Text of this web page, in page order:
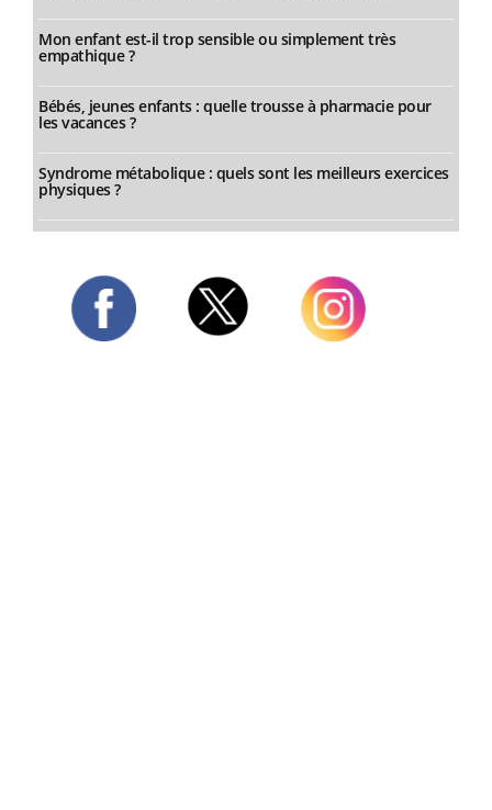
Mon enfant est-il trop sensible ou simplement très
empathique ?
Bébés, jeunes enfants : quelle trousse à pharmacie pour
les vacances ?
Syndrome métabolique : quels sont les meilleurs exercices
physiques ?